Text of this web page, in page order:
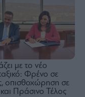
με το νέο
Φρένο σε
οπισθοχώρηση σε
και Πράσινο Τέλος